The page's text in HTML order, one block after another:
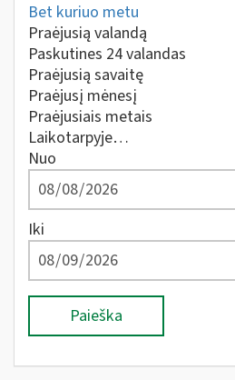
Bet kuriuo metu
Praėjusią valandą
Paskutines 24 valandas
Praėjusią savaitę
Praėjusį mėnesį
Praėjusiais metais
Laikotarpyje…
Nuo
Iki
Paieška